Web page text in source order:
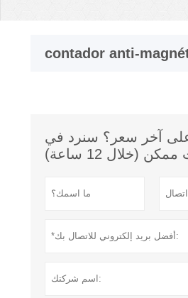
contador anti-
آخر سعر؟ سنرد في
(خلال 12 ساعة)